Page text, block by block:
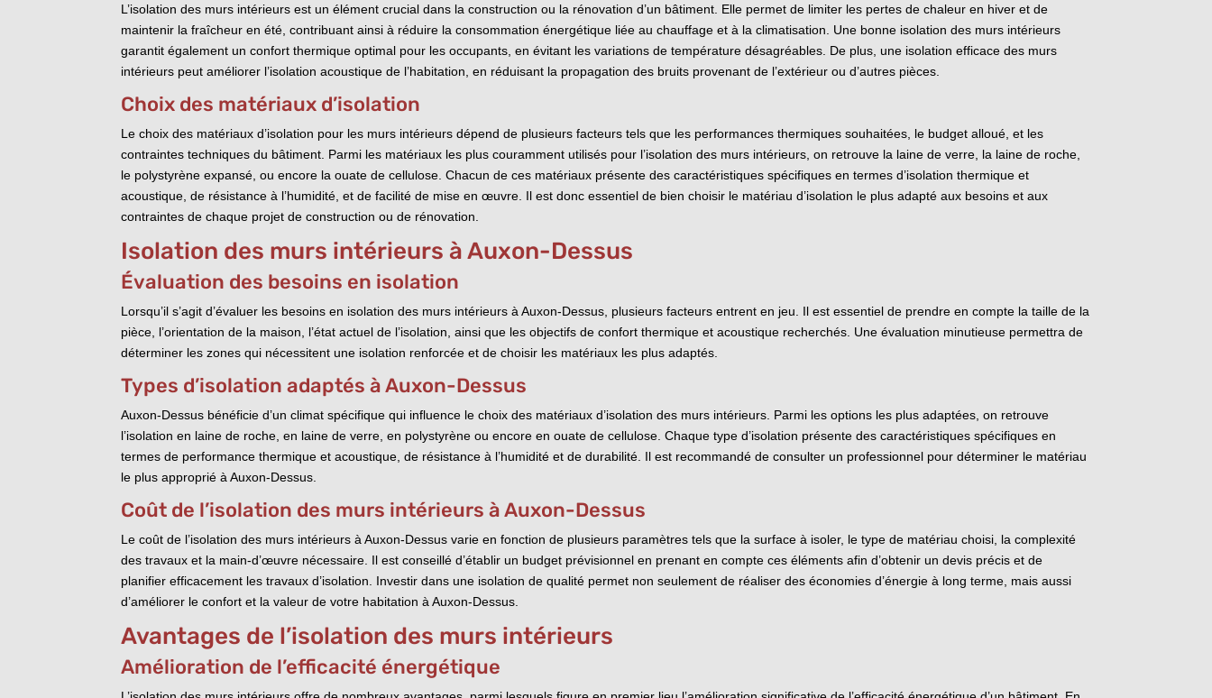
L’isolation des murs intérieurs est un élément crucial dans la construction ou la rénovation d’un bâtiment. Elle permet de limiter les pertes de chaleur en hiver et de
maintenir la fraîcheur en été, contribuant ainsi à réduire la consommation énergétique liée au chauffage et à la climatisation. Une bonne isolation des murs intérieurs
garantit également un confort thermique optimal pour les occupants, en évitant les variations de température désagréables. De plus, une isolation efficace des murs
intérieurs peut améliorer l’isolation acoustique de l’habitation, en réduisant la propagation des bruits provenant de l’extérieur ou d’autres pièces.
Choix des matériaux d’isolation
Le choix des matériaux d’isolation pour les murs intérieurs dépend de plusieurs facteurs tels que les performances thermiques souhaitées, le budget alloué, et les
contraintes techniques du bâtiment. Parmi les matériaux les plus couramment utilisés pour l’isolation des murs intérieurs, on retrouve la laine de verre, la laine de roche,
le polystyrène expansé, ou encore la ouate de cellulose. Chacun de ces matériaux présente des caractéristiques spécifiques en termes d’isolation thermique et
acoustique, de résistance à l’humidité, et de facilité de mise en œuvre. Il est donc essentiel de bien choisir le matériau d’isolation le plus adapté aux besoins et aux
contraintes de chaque projet de construction ou de rénovation.
Isolation des murs intérieurs à Auxon-Dessus
Évaluation des besoins en isolation
Lorsqu’il s’agit d’évaluer les besoins en isolation des murs intérieurs à Auxon-Dessus, plusieurs facteurs entrent en jeu. Il est essentiel de prendre en compte la taille de la
pièce, l’orientation de la maison, l’état actuel de l’isolation, ainsi que les objectifs de confort thermique et acoustique recherchés. Une évaluation minutieuse permettra de
déterminer les zones qui nécessitent une isolation renforcée et de choisir les matériaux les plus adaptés.
Types d’isolation adaptés à Auxon-Dessus
Auxon-Dessus bénéficie d’un climat spécifique qui influence le choix des matériaux d’isolation des murs intérieurs. Parmi les options les plus adaptées, on retrouve
l’isolation en laine de roche, en laine de verre, en polystyrène ou encore en ouate de cellulose. Chaque type d’isolation présente des caractéristiques spécifiques en
termes de performance thermique et acoustique, de résistance à l’humidité et de durabilité. Il est recommandé de consulter un professionnel pour déterminer le matériau
le plus approprié à Auxon-Dessus.
Coût de l’isolation des murs intérieurs à Auxon-Dessus
Le coût de l’isolation des murs intérieurs à Auxon-Dessus varie en fonction de plusieurs paramètres tels que la surface à isoler, le type de matériau choisi, la complexité
des travaux et la main-d’œuvre nécessaire. Il est conseillé d’établir un budget prévisionnel en prenant en compte ces éléments afin d’obtenir un devis précis et de
planifier efficacement les travaux d’isolation. Investir dans une isolation de qualité permet non seulement de réaliser des économies d’énergie à long terme, mais aussi
d’améliorer le confort et la valeur de votre habitation à Auxon-Dessus.
Avantages de l’isolation des murs intérieurs
Amélioration de l’efficacité énergétique